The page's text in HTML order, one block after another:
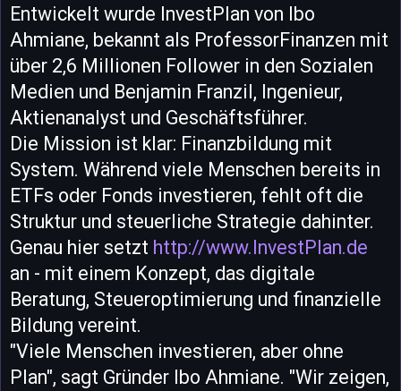
Entwickelt wurde InvestPlan von Ibo
Ahmiane, bekannt als ProfessorFinanzen mit
über 2,6 Millionen Follower in den Sozialen
Medien und Benjamin Franzil, Ingenieur,
Aktienanalyst und Geschäftsführer.
Die Mission ist klar: Finanzbildung mit
System. Während viele Menschen bereits in
ETFs oder Fonds investieren, fehlt oft die
Struktur und steuerliche Strategie dahinter.
Genau hier setzt http://www.InvestPlan.de
an - mit einem Konzept, das digitale
Beratung, Steueroptimierung und finanzielle
Bildung vereint.
"Viele Menschen investieren, aber ohne
Plan", sagt Gründer Ibo Ahmiane. "Wir zeigen,